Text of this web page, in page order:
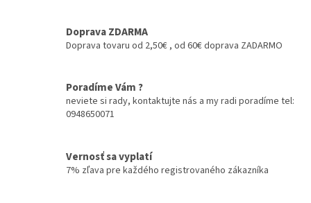
Doprava ZDARMA
Doprava tovaru od 2,50€ , od 60€ doprava ZADARMO
Poradíme Vám ?
neviete si rady, kontaktujte nás a my radi poradíme tel:
0948650071
Vernosť sa vyplatí
7% zľava pre každého registrovaného zákazníka